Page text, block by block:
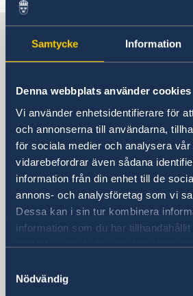
Samtycke Information
Denna webbplats använder cookies
Vi använder enhetsidentifierare för
och annonserna till användarna,
för sociala medier och analysera
vidarebefordrar även sådana
information från din enhet till de
annons- och analysföretag som vi
Dessa kan i sin tur kombinera
information som du har
samlat in när du har använt deras
Nödvändig
联系瑞典驻上海总领事馆
访问总领事馆
中国上海市淮海中路381号
上海中环广场15楼
瑞典驻上海总领事馆
邮编： 200020
签证处开放时间
周一至周五 9:00 - 11:00
咨询电话
+86-21-5359 9639 +86 21
周一、周三和周五 14:00 -